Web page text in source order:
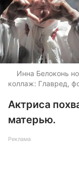
Инна Белоконь
коллаж: Главред,
Актриса
матерью.
Реклама